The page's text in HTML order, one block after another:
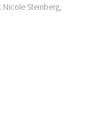
Nicole Steinberg,